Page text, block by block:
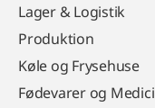
Lager & Logistik
Produktion
Køle og Frysehuse
Fødevarer og